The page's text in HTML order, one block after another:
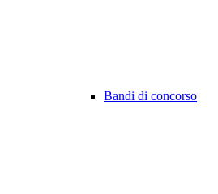
Bandi di concorso